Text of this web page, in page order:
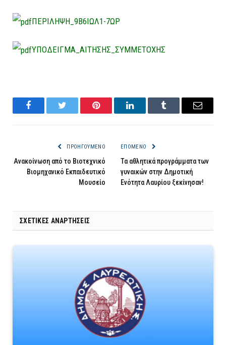
ΠΕΡΙΛΗΨΗ_9Β6ΙΩΛ1-7ΩΡ
ΥΠΟΔΕΙΓΜΑ_ΑΙΤΗΣΗΣ_ΣΥΜΜΕΤΟΧΗΣ
FacebookTwitter Pinterest LinkedInTumblr Email
ΠΡΟΗΓΟΎΜΕΝΟ
Ανακοίνωση από το Βιοτεχνικό
Βιομηχανικό Εκπαιδευτικό
Μουσείο
ΕΠΌΜΕΝΟ
Τα αθλητικά προγράμματα των
γυναικών στην Δημοτική
Ενότητα Λαυρίου ξεκίνησαν!
ΣΧΕΤΙΚΈΣ ΑΝΑΡΤΉΣΕΙΣ